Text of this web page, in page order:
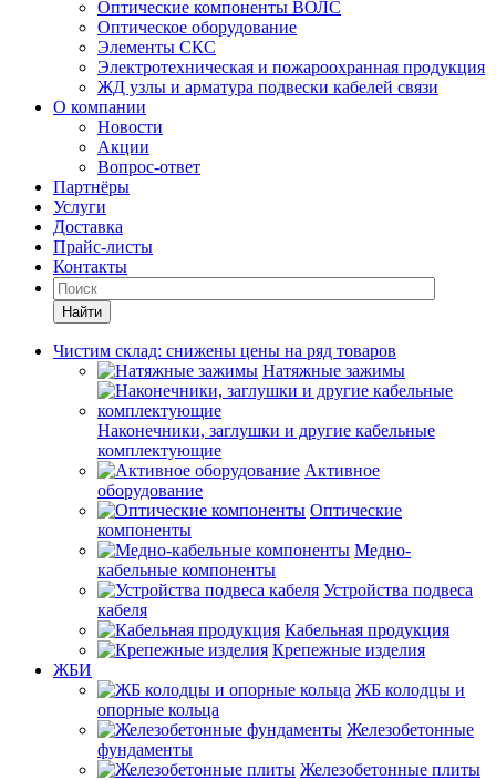
Оптические компоненты ВОЛС
Оптическое оборудование
Элементы СКС
Электротехническая и пожароохранная продукция
ЖД узлы и арматура подвески кабелей связи
О компании
Новости
Акции
Вопрос-ответ
Партнёры
Услуги
Доставка
Прайс-листы
Контакты
Найти
Чистим склад: снижены цены на ряд товаров
Натяжные зажимы
Наконечники, заглушки и другие кабельные
комплектующие
Активное
оборудование
Оптические
компоненты
Медно-
кабельные компоненты
Устройства подвеса
кабеля
Кабельная продукция
Крепежные изделия
ЖБИ
ЖБ колодцы и
опорные кольца
Железобетонные
фундаменты
Железобетонные плиты